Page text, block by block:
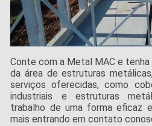
Conte com a Metal MAC e
da área de estruturas
serviços oferecidas, como
industriais e estruturas
trabalho de uma forma eficaz
mais entrando em contato